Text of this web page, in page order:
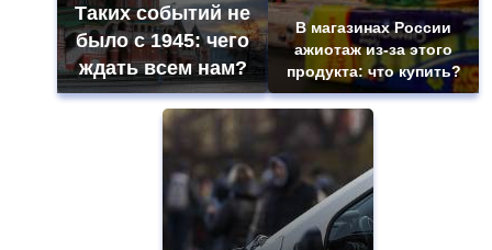
Таких событий не
было с 1945: чего
ждать всем нам?
В магазинах России
ажиотаж из-за этого
продукта: что купить?